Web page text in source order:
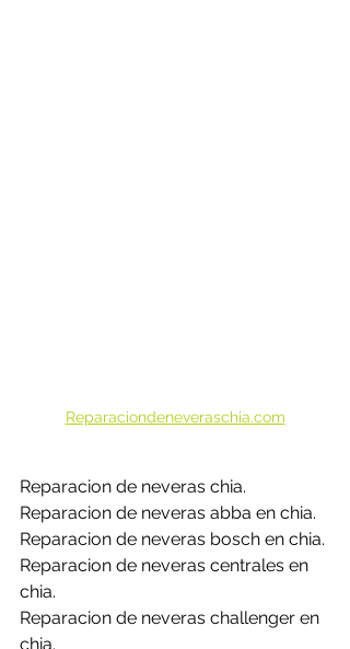
Reparaciondeneveraschia.com
Reparacion de neveras chia.
Reparacion de neveras abba en chia.
Reparacion de neveras bosch en chia.
Reparacion de neveras centrales en
chia.
Reparacion de neveras challenger en
chia.